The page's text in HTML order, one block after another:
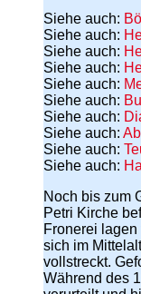
Siehe auch:
Siehe auch:
Siehe auch:
Siehe auch:
Siehe auch:
Siehe auch:
Siehe auch:
Siehe auch:
Siehe auch:
Siehe auch:
Noch bis zum
Petri Kirche
Fronerei
sich im
vollstreckt.
Während des